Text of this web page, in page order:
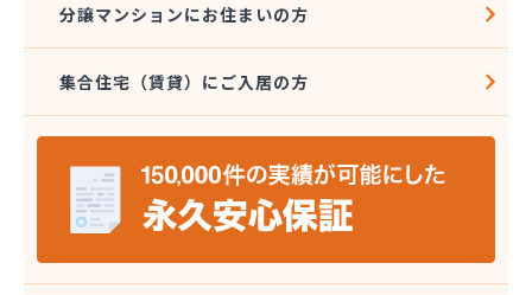
株式会社竹本商会
株式会社島津商会
株式会社南九州マルヰガス
株式会社八代協同ガス配送センター
株式会社野田住宅産業
関本プロパン商店
岩崎プロパン
岩谷産業株式会社 エネルギー熊本支店
吉田屋商店
分譲マンションにお住まいの方
集合住宅（賃貸）にご入居の方